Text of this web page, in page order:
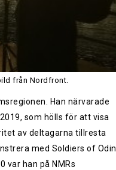
från Nordfront.
Han närvarade
som hölls för att visa
av deltagarna tillresta
med Soldiers of Odin
var han på NMRs